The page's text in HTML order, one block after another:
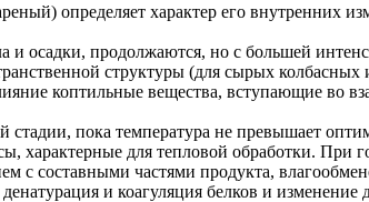
определяет характер его внутренних
осадки, продолжаются, но с большей
структуры (для сырых
коптильные вещества, вступающие во
пока температура не превышает
характерные для тепловой обработки. При
с составными частями продукта,
и коагуляция белков и изменение